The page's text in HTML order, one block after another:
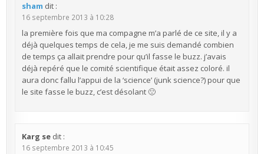
sham dit :
16 septembre 2013 à 10:28
la première fois que ma compagne m’a parlé de ce site, il y a
déjà quelques temps de cela, je me suis demandé combien
de temps ça allait prendre pour qu’il fasse le buzz. j’avais
déjà repéré que le comité scientifique était assez coloré. il
aura donc fallu l’appui de la ‘science’ (junk science?) pour que
le site fasse le buzz, c’est désolant 🙁
Karg se dit :
16 septembre 2013 à 10:45